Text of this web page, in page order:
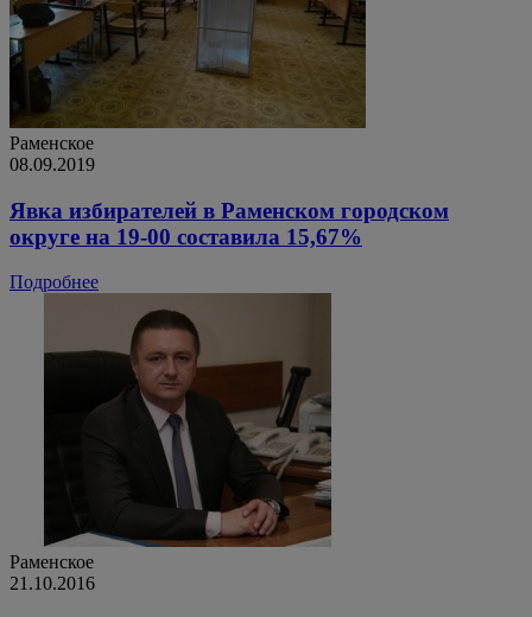
Раменское
08.09.2019
Явка избирателей в Раменском городском
округе на 19-00 составила 15,67%
Подробнее
Раменское
21.10.2016